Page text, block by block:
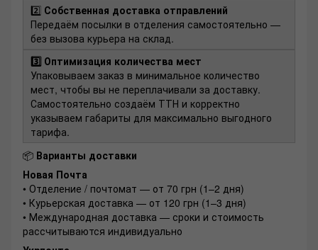
2️⃣ Собственная доставка отправлений
Передаём посылки в отделения самостоятельно —
без вызова курьера на склад.
3️⃣ Оптимизация количества мест
Упаковываем заказ в минимальное количество
мест, чтобы вы не переплачивали за доставку.
Самостоятельно создаём ТТН и корректно
указываем габариты для максимально выгодного
тарифа.
📦 Варианты доставки
Новая Почта
• Отделение / почтомат — от 70 грн (1–2 дня)
• Курьерская доставка — от 120 грн (1–3 дня)
• Международная доставка — сроки и стоимость
рассчитываются индивидуально